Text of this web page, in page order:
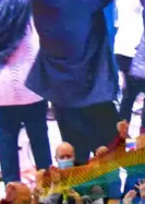
actively requested